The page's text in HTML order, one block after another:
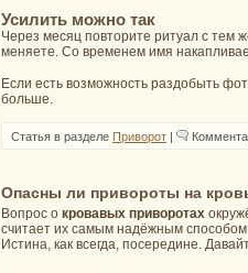
Усилить можно так
Через месяц повторите ритуал с тем
меняете. Со временем имя
Если есть возможность раздобыть
больше.
Статья в разделе Приворот |
Опасны ли привороты на
Вопрос о кровавых приворотах
считает их самым надёжным способом
Истина, как всегда, посередине.